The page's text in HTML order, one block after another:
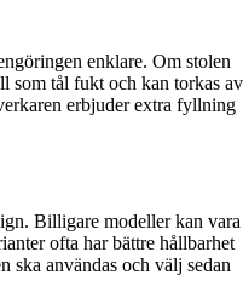
enklare. Om stolen
som tål fukt och kan torkas av
erbjuder extra fyllning
Billigare modeller kan vara
ofta har bättre hållbarhet
ska användas och välj sedan